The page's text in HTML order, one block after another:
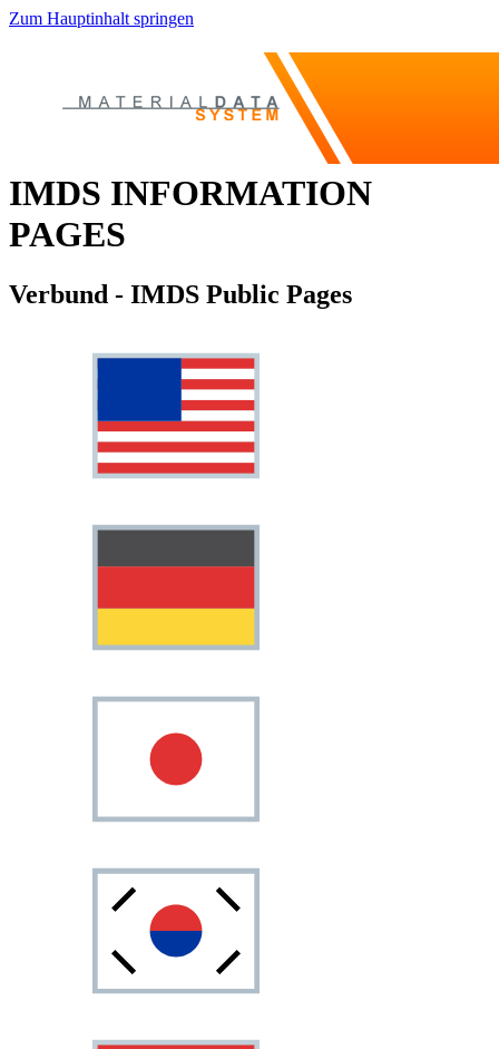
Zum Hauptinhalt springen
IMDS INFORMATION
PAGES
Verbund - IMDS Public Pages